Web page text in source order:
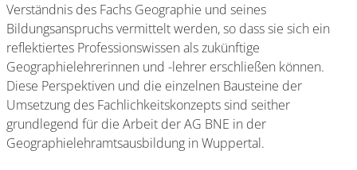
Verständnis des Fachs Geographie und seines
Bildungsanspruchs vermittelt werden, so dass sie sich ein
reflektiertes Professionswissen als zukünftige
Geographielehrerinnen und -lehrer erschließen können.
Diese Perspektiven und die einzelnen Bausteine der
Umsetzung des Fachlichkeitskonzepts sind seither
grundlegend für die Arbeit der AG BNE in der
Geographielehramtsausbildung in Wuppertal.